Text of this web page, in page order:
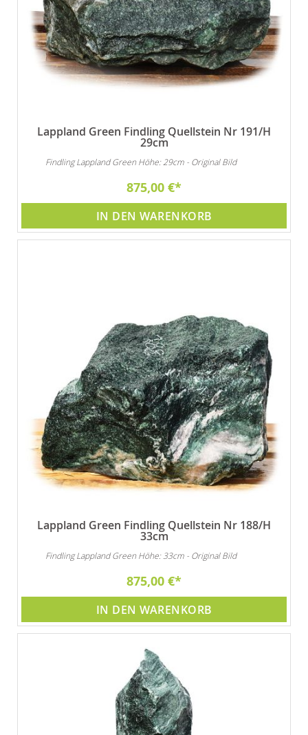
Lappland Green Findling Quellstein Nr 191/H
29cm
Findling Lappland Green Höhe: 29cm - Original Bild
875,00 €
IN DEN WARENKORB
Lappland Green Findling Quellstein Nr 188/H
33cm
Findling Lappland Green Höhe: 33cm - Original Bild
875,00 €
IN DEN WARENKORB